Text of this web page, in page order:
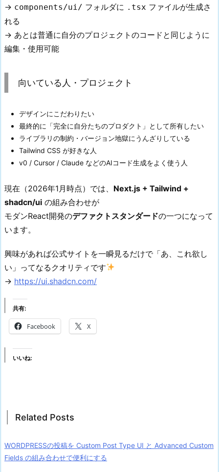
→ components/ui/ フォルダに .tsx ファイルが生成さ
れる
→ あとは普通に自分のプロジェクトのコードと同じように
編集・使用可能
向いている人・プロジェクト
デザインにこだわりたい
最終的に「完全に自分たちのプロダクト」として所有したい
ライブラリの制約・バージョン地獄にうんざりしている
Tailwind CSS が好きな人
v0 / Cursor / Claude などのAIコード生成をよく使う人
現在（2026年1月時点）では、 Next.js + Tailwind +
shadcn/ui の組み合わせが
モダンReact開発のデファクトスタンダードの一つになって
います。
興味があれば公式サイトを一瞬見るだけで「あ、これ欲し
い」ってなるクオリティです
→ https://ui.shadcn.com/
共有:
Facebook X
いいね:
Related Posts
WORDPRESSの投稿を Custom Post Type UI と Advanced Custom
Fields の組み合わせで便利にする